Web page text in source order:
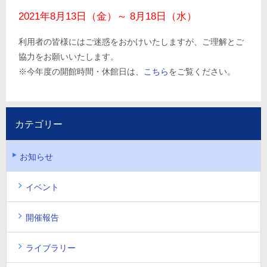
2021年8月13日（金）～ 8月18日（水）
利用者の皆様にはご迷惑をおかけいたしますが、ご理解とご
協力をお願いいたします。
※今年度の開館時間・休館日は、 こちらをご覧ください。
カテゴリー
お知らせ
イベント
開催報告
ライブラリー